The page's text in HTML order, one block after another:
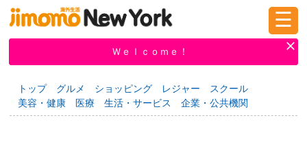
新規登録
掲示板 タウン情報 教えて！
☰
Ｗｅｌｃｏｍｅ！
トップ グルメ ショッピング レジャー
スクール
美容・健康
医療 生活・サービス 企業・公共機関